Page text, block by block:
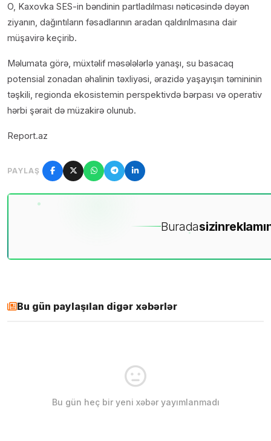
O, Kaxovka SES-in bəndinin partladılması nəticəsində dəyən
ziyanın, dağıntıların fəsadlarının aradan qaldırılmasına dair
müşavirə keçirib.
Məlumata görə, müxtəlif məsələlərlə yanaşı, su basacaq
potensial zonadan əhalinin təxliyəsi, ərazidə yaşayışın təmininin
təşkili, regionda ekosistemin perspektivdə bərpası və operativ
hərbi şərait də müzakirə olunub.
Report.az
PAYLAŞ
Buradasizin
Bu gün paylaşılan digər xəbərlər
Bu gün heç bir yeni xəbər yayımlanmadı